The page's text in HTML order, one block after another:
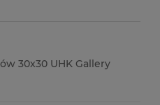
30x30 UHK Gallery